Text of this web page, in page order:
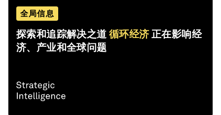
全局信息
探索和追踪解决之道 循环经济 正在影响经
济、产业和全球问题